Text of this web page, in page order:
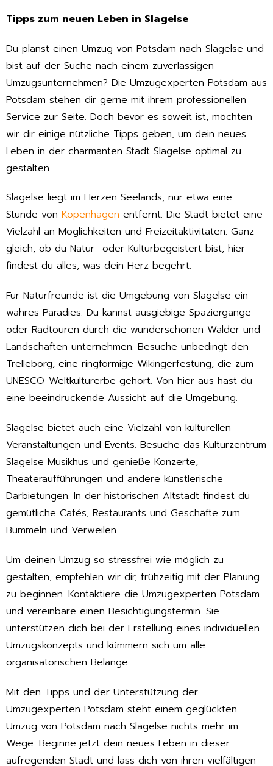
Tipps zum neuen Leben in Slagelse
Du planst einen Umzug von Potsdam nach Slagelse und
bist auf der Suche nach einem zuverlässigen
Umzugsunternehmen? Die Umzugexperten Potsdam aus
Potsdam stehen dir gerne mit ihrem professionellen
Service zur Seite. Doch bevor es soweit ist, möchten
wir dir einige nützliche Tipps geben, um dein neues
Leben in der charmanten Stadt Slagelse optimal zu
gestalten.
Slagelse liegt im Herzen Seelands, nur etwa eine
Stunde von Kopenhagen entfernt. Die Stadt bietet eine
Vielzahl an Möglichkeiten und Freizeitaktivitäten. Ganz
gleich, ob du Natur- oder Kulturbegeistert bist, hier
findest du alles, was dein Herz begehrt.
Für Naturfreunde ist die Umgebung von Slagelse ein
wahres Paradies. Du kannst ausgiebige Spaziergänge
oder Radtouren durch die wunderschönen Wälder und
Landschaften unternehmen. Besuche unbedingt den
Trelleborg, eine ringförmige Wikingerfestung, die zum
UNESCO-Weltkulturerbe gehört. Von hier aus hast du
eine beeindruckende Aussicht auf die Umgebung.
Slagelse bietet auch eine Vielzahl von kulturellen
Veranstaltungen und Events. Besuche das Kulturzentrum
Slagelse Musikhus und genieße Konzerte,
Theateraufführungen und andere künstlerische
Darbietungen. In der historischen Altstadt findest du
gemütliche Cafés, Restaurants und Geschäfte zum
Bummeln und Verweilen.
Um deinen Umzug so stressfrei wie möglich zu
gestalten, empfehlen wir dir, frühzeitig mit der Planung
zu beginnen. Kontaktiere die Umzugexperten Potsdam
und vereinbare einen Besichtigungstermin. Sie
unterstützen dich bei der Erstellung eines individuellen
Umzugskonzepts und kümmern sich um alle
organisatorischen Belange.
Mit den Tipps und der Unterstützung der
Umzugexperten Potsdam steht einem geglückten
Umzug von Potsdam nach Slagelse nichts mehr im
Wege. Beginne jetzt dein neues Leben in dieser
aufregenden Stadt und lass dich von ihren vielfältigen